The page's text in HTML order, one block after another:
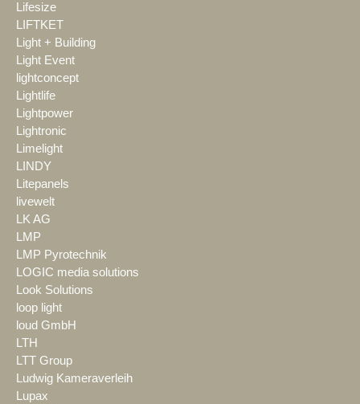
Lifesize
LIFTKET
Light + Building
Light Event
lightconcept
Lightlife
Lightpower
Lightronic
Limelight
LINDY
Litepanels
livewelt
LK AG
LMP
LMP Pyrotechnik
LOGIC media solutions
Look Solutions
loop light
loud GmbH
LTH
LTT Group
Ludwig Kameraverleih
Lupax